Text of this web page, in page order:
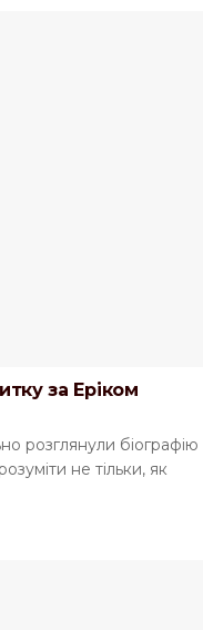
за Еріком
розглянули біографію
не тільки, як